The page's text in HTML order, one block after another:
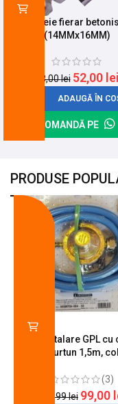
Cheie fierar
(14MMx16MM)
68,00lei 52,00 lei
ADAUGĂ ÎN
COMANDĂ PE
PRODUSE
Kit instalare GPL cu
butelie, furtun 1,5m,
(3)
120,99lei 99,00